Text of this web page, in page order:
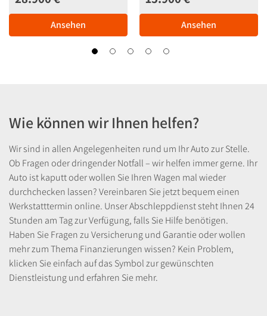
Ansehen Ansehen
Wie können wir Ihnen helfen?
Wir sind in allen Angelegenheiten rund um Ihr Auto zur Stelle.
Ob Fragen oder dringender Notfall – wir helfen immer gerne. Ihr
Auto ist kaputt oder wollen Sie Ihren Wagen mal wieder
durchchecken lassen? Vereinbaren Sie jetzt bequem einen
Werkstatttermin online. Unser Abschleppdienst steht Ihnen 24
Stunden am Tag zur Verfügung, falls Sie Hilfe benötigen.
Haben Sie Fragen zu Versicherung und Garantie oder wollen
mehr zum Thema Finanzierungen wissen? Kein Problem,
klicken Sie einfach auf das Symbol zur gewünschten
Dienstleistung und erfahren Sie mehr.